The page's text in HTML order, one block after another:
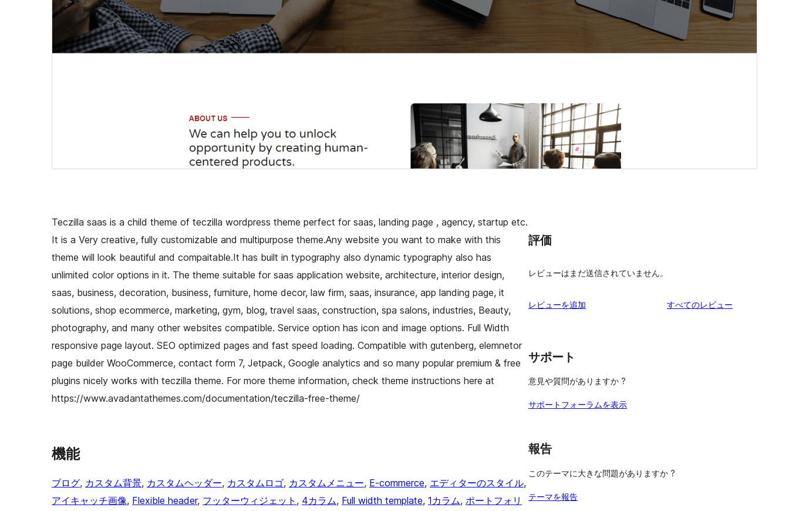
Teczilla saas is a child theme of teczilla wordpress theme perfect for saas, landing page , agency, startup etc.
It is a Very creative, fully customizable and multipurpose theme.Any website you want to make with this
theme will look beautiful and compaitable.It has built in typography also dynamic typography also has
unlimited color options in it. The theme suitable for saas application website, architecture, interior design,
saas, business, decoration, business, furniture, home decor, law firm, saas, insurance, app landing page, it
solutions, shop ecommerce, marketing, gym, blog, travel saas, construction, spa salons, industries, Beauty,
photography, and many other websites compatible. Service option has icon and image options. Full Width
responsive page layout. SEO optimized pages and fast speed loading. Compatible with gutenberg, elemnetor
page builder WooCommerce, contact form 7, Jetpack, Google analytics and so many popular premium & free
plugins nicely works with teczilla theme. For more theme information, check theme instructions here at
https://www.avadantathemes.com/documentation/teczilla-free-theme/
機能
ブログ, カスタム背景, カスタムヘッダー, カスタムロゴ, カスタムメニュー, E-commerce, エディターのスタイル
アイキャッチ画像, Flexible header, フッターウィジェット , 4カラム, Full width template, 1カラム, ポートフォリ
評価
レビューはまだ送信されていません。
レビューを追加 すべてのレビュー
サポート
意見や質問がありますか ?
サポートフォーラムを表示
報告
このテーマに大きな問題がありますか ?
テーマを報告